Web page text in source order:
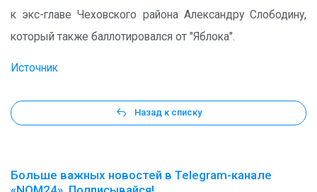
к экс-главе Чеховского района Александру Слободину,
который также баллотировался от "Яблока".
Источник
Назад к списку
Больше важных новостей в Telegram-канале